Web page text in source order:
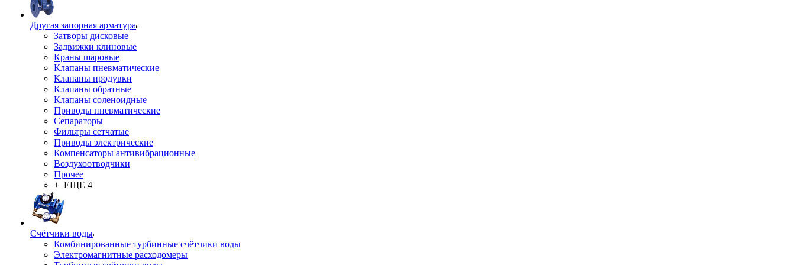
Другая запорная арматура
Затворы дисковые
Задвижки клиновые
Краны шаровые
Клапаны пневматические
Клапаны продувки
Клапаны обратные
Клапаны соленоидные
Приводы пневматические
Сепараторы
Фильтры сетчатые
Приводы электрические
Компенсаторы антивибрационные
Воздухоотводчики
Прочее
+ ЕЩЕ 4
Счётчики воды
Комбинированные турбинные счётчики воды
Электромагнитные расходомеры